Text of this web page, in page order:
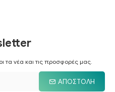
τα νέα και τις προσφορές μας.
ΑΠΟΣΤΟΛΉ